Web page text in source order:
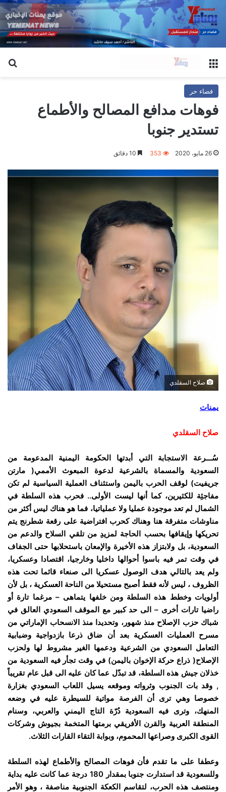
القائمة
فضاء حر
فوهات مدافع المصالح والأطماع
تستدير جنوبا
26 مايو، 2020 353
صلاح السقلدي
يمنات
صلاح السقلدي
سُـــرعة الاستجابة التي أبدتها الحكومة اليمنية المدعومة من
السعودية والمسماة بالشرعية لدعوة المبعوث الأممي( مارتن
جريفيت) لوقف الحرب باليمن واستئناف العملية السياسية لم تكن
مفاجئِة للكثيرين، كما أنها ليست الأولى.. فحرب هذه السلطة في
الشمال لم تعد موجودة عمليا ولا عملياتيا، فما هو هناك ليس أكثر من
مناوشات متفرقة هنا وهناك كحرب افتراضية على رقعة شطرنج يتم
تحريكها وإيقافها بحسب الحاجة لمزيدِ من تلقي السلاح والدعم من
السعودية، بل ولابتزاز هذه الأخيرة والإمعان باستحلابها حتى الجفاف
في وقت تمر فيه باسوا أحوالها داخليا وخارجيا، اقتصادا وعسكريا،
ولم يعد بالتالي هدف الوصول عسكريا الى صنعاء قائما تحت هذه
الظروف ، ليس لأنه فقط أصبح مستحيلا من الناحة العسكرية ، بل لأن
أولويات وخطط هذه السلطة ومن خلفها يتماهى – مرغما تارة أو
راضيا تارات أخرى – الى حد كبير مع الموقف السعودي العالق في
شباك حزب الإصلاح منذ شهور، وتحديدا منذ الانسحاب الإماراتي من
مسرح العمليات العسكرية بعد أن ضاق ذرعا بازدواجية وضبابية
التعامل السعودي من الشرعية ودعمها الغير مشروط لها ولحزب
الإصلاح( ذراع حركة الإخوان باليمن) في وقت تجأر فيه السعودية من
خذلان جيش هذه السلطة، قد تبدّل عما كان عليه الى قبل عام تقريباً
, وقد بات الجنوب وثرواته وموقعه يسيل اللعاب السعودي بغزارة
خصوصا وهي ترى أن الفرصة مواتية للسيطرة عليه في وضعه
المنهك، وترى فيه السعودية دُرّة التاج اليمني والعربي، وسنام
المنطقة العربية والقرن الأفريقي برمتها المتخمة بجيوش وشركات
القوى الكبرى وصراعها المحموم، وبوابة التقاء القارات الثلاث.
وعطفا على ما تقدم فأن فوهات المصالح والأطماع لهذه السلطة
وللسعودية قد استدارت جنوبا بمقدار 180 درجة عما كانت عليه بداية
ومنتصف هذه الحرب، لتقاسم الكعكة الجنوبية مناصفة ، وهو الأمر